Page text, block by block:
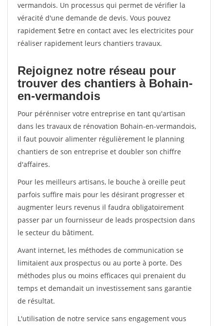
vermandois. Un processus qui permet de vérifier la
véracité d'une demande de devis. Vous pouvez
rapidement $etre en contact avec les electricites pour
réaliser rapidement leurs chantiers travaux.
Rejoignez notre réseau pour
trouver des chantiers à Bohain-
en-vermandois
Pour pérénniser votre entreprise en tant qu'artisan
dans les travaux de rénovation Bohain-en-vermandois,
il faut pouvoir alimenter régulièrement le planning
chantiers de son entreprise et doubler son chiffre
d'affaires.
Pour les meilleurs artisans, le bouche à oreille peut
parfois suffire mais pour les désirant progresser et
augmenter leurs revenus il faudra obligatoirement
passer par un fournisseur de leads prospectsion dans
le secteur du bâtiment.
Avant internet, les méthodes de communication se
limitaient aux prospectus ou au porte à porte. Des
méthodes plus ou moins efficaces qui prenaient du
temps et demandait un investissement sans garantie
de résultat.
L'utilisation de notre service sans engagement vous